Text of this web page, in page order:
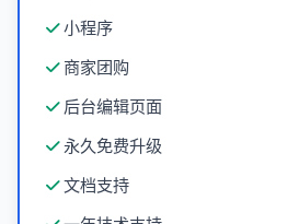
小程序
商家团购
后台编辑页面
永久免费升级
文档支持